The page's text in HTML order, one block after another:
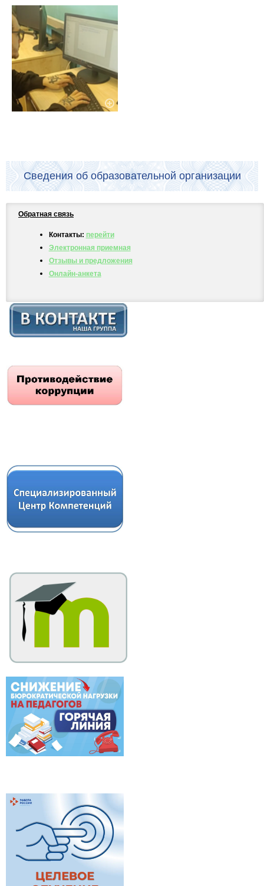
Сведения об образовательной организации
Обратная связь
Контакты: перейти
Электронная приемная
Отзывы и предложения
Онлайн-анкета